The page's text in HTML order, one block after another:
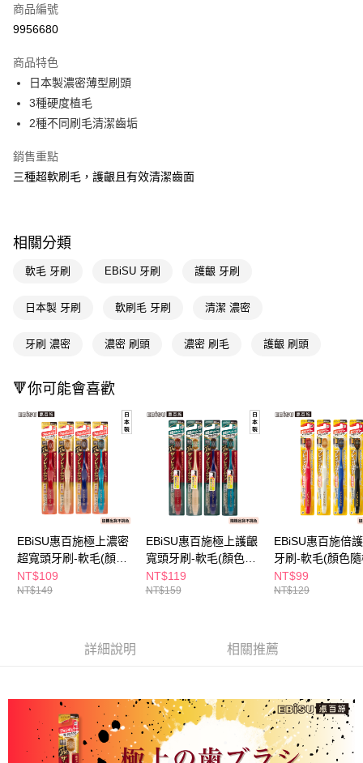
信用卡一次付款
LINE Pay
Apple Pay
悠遊付
相關說明
【關於「AFTEE先享後付」】
１．簡單：不需註冊會員、不需綁卡、不需儲值。
３．安心：先確認商品／服務後，再付款。
１．於結帳方式選擇「AFTEE先享後付」後，將跳轉至「AFTEE先享後付」
結帳頁面，進行簡訊認證並確認金額後，即可完成結帳。
２．訂單成立數日內，您將收到繳費通知簡訊。
３．收到繳費通知簡訊後14天內，點擊此簡訊中的連結，可透過四大超商／
ATM／網路銀行／等多元方式進行付款，方視為交易完成。
※ 請注意：結帳手續完成當下不需立刻繳費，但若您需要取消訂單，請聯絡
購買商品的店家。未經商家同意取消之訂單仍視為有效，需透過AFTEE先享
後付繳納相關費用。
※ 交易是否成功請以「AFTEE先享後付 」之結帳頁面顯示為準，若有關於
是否繳費成功／繳費後需取消欲退款等相關疑問，請聯繫「AFTEE先享後付
【注意事項】
１．透過由恩沛科技股份有限公司提供之「AFTEE先享後付」服務完成之交
易，需依本服務之必要範圍內提供個人資料，並將交易相關給付款項請求債
３．未成年的使用者請事先徵得法定代理人或監護人之同意方可使用
時審查核予不同之上限額度；若仍有額度不足之情形，本公司將視審查結果
請求用戶進行身份認證。
５．嚴禁一人註冊多個帳號或使用他人資訊註冊。若發現惡意使用之情形，
恩沛科技股份有限公司將有權停止該用戶之使用額度並採取法律行動。
即享券
全家取貨付款
付款後全家取貨
每筆NT$65，滿NT$390(含以上)免運費
萊爾富取貨付款
每筆NT$65，滿NT$490(含以上)免運費
付款後萊爾富取貨
每筆NT$65，滿NT$490(含以上)免運費
7-11取貨付款
每筆NT$65，滿NT$490(含以上)免運費
付款後寶雅門市自取(由倉庫統一出貨)
每筆NT$80，滿NT$290(含以上)免運費
商品編號
9956680
商品特色
日本製濃密薄型刷頭
3種硬度植毛
2種不同刷毛清潔齒垢
銷售重點
三種超軟刷毛，護齦且有效清潔齒面
相關分類
軟毛 牙刷 EBiSU 牙刷 護齦 牙刷
日本製 牙刷 軟刷毛 牙刷 清潔 濃密
牙刷 濃密 濃密 刷頭 濃密 刷毛 護齦 刷頭
🔻你可能會喜歡
EBiSU惠百施極上濃密
超寬頭牙刷-軟毛(顏色
隨機出貨)
NT$109
NT$149
EBiSU惠百施極上護齦
寬頭牙刷-軟毛(顏色隨
機出貨)
NT$119
NT$159
EBiSU惠百施倍
牙刷-軟毛(顏色
貨)
NT$99
NT$129
詳細說明 相關推薦